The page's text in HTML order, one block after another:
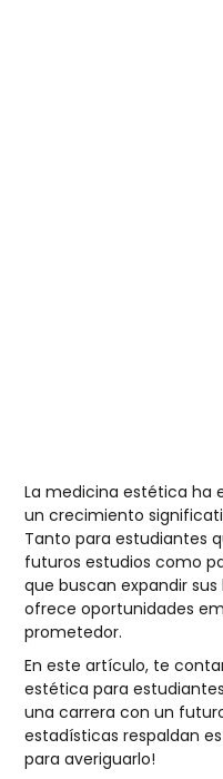
Lamedicina estética ha
un crecimiento
Tanto para estudiantes
futuros estudios como
que buscan expandir
ofrece oportunidades
prometedor.
En este artículo, te
estética para
una carrera con un
estadísticas respaldan
para averiguarlo!